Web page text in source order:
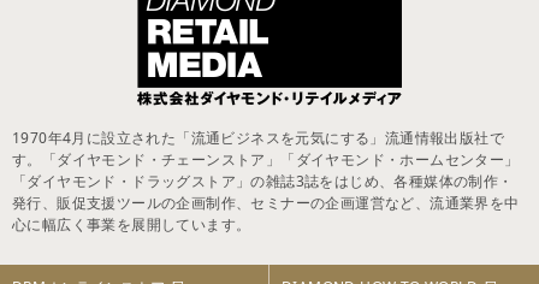
1970年4月に設立された「流通ビジネスを元気にする」流通情報出版社で
す。「ダイヤモンド・チェーンストア」「ダイヤモンド・ホームセンター」
「ダイヤモンド・ドラッグストア」の雑誌3誌をはじめ、各種媒体の制作・
発行、販促支援ツールの企画制作、セミナーの企画運営など、流通業界を中
心に幅広く事業を展開しています。